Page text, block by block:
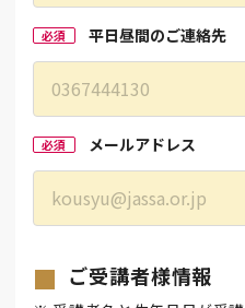
必須 平日昼間のご連絡先
必須 メールアドレス
ご受講者様情報